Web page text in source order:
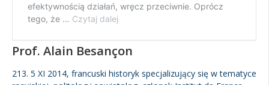
Prof. Alain Besançon
213. 5 XI 2014, francuski historyk specjalizujący się w tematyce